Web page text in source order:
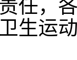
任，
生运